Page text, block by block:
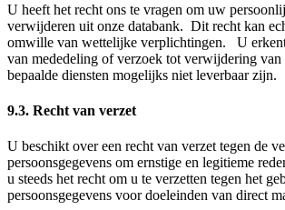
U heeft het recht ons te vragen om uw
verwijderen uit onze databank. Dit recht kan
omwille van wettelijke verplichtingen. U
van mededeling of verzoek tot verwijdering van
bepaalde diensten mogelijks niet leverbaar zijn.
9.3. Recht van verzet
U beschikt over een recht van verzet tegen de
persoonsgegevens om ernstige en legitieme
u steeds het recht om u te verzetten tegen het
persoonsgegevens voor doeleinden van direct